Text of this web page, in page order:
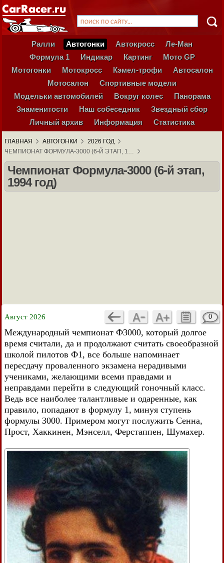
Ралли Автогонки Автокросс
Ле-Ман
Формула 1
Индикар Картинг
Мото GP
Мотогонки
Мотокросс Кэмел-трофи
Автосалон
Мотосалон
Спортивные модели
Модельки автомобилей
Вокруг колес
Панорама
Знаменитости
Наш собеседник
Звездный сбор
Личный архив
Информация Статистика
ГЛАВНАЯ АВТОГОНКИ
2026 ГОД
ЧЕМПИОНАТ ФОРМУЛА-3000 (6-Й ЭТАП, 1…
Чемпионат Формула-3000 (6-й этап,
1994 год)
Август 2026 0
Международный чемпионат Ф3000, который долгое
время считали, да и продолжают считать своеобразной
школой пилотов Ф1, все больше напоминает
пересдачу проваленного экзамена нерадивыми
учениками, желающими всеми правдами и
неправдами перейти в следующий гоночный класс.
Ведь все наиболее талантливые и одаренные, как
правило, попадают в формулу 1, минуя ступень
формулы 3000. Примером могут послужить Сенна,
Прост, Хаккинен, Мэнселл, Ферстаппен, Шумахер.